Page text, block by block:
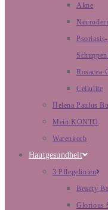
Akne
Psoriasis-
Rosacea-
Cellulite
Helena Paulus
Mein KONTO
Warenkorb
Hautgesundheit
3 Pflegelinien
Beauty
Glorious